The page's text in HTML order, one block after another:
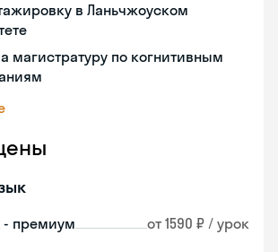
в Ланьчжоуском
магистратуру по когнитивным
- премиум от 1590 ₽ / урок